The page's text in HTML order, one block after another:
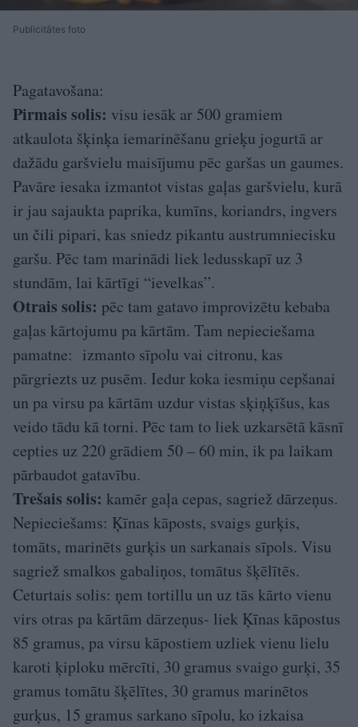
Publicitātes foto
Pagatavošana:
Pirmais solis: visu iesāk ar 500 gramiem
atkaulota šķinķa iemarinēšanu grieķu jogurtā ar
dažādu garšvielu maisījumu pēc garšas un gaumes.
Pavāre iesaka izmantot vistas gaļas garšvielu, kurā
ir jau sajaukta paprika, kumīns, koriandrs, ingvers
un čili pipari, kas sniedz pikantu austrumniecisku
garšu. Pēc tam marinādi liek ledusskapī uz 3
stundām, lai kārtīgi “ievelkas”.
Otrais solis: pēc tam gatavo improvizētu kebaba
gaļas kārtojumu pa kārtām. Tam nepieciešama
pamatne: izmanto sīpolu vai citronu, kas
pārgriezts uz pusēm. Iedur koka iesmiņu cepšanai
un pa virsu pa kārtām uzdur vistas sķiņķīšus, kas
veido tādu kā torni. Pēc tam to liek uzkarsētā kāsnī
cepties uz 220 grādiem 50 – 60 min, ik pa laikam
pārbaudot gatavību.
Trešais solis: kamēr gaļa cepas, sagriež dārzeņus.
Nepieciešams: Ķīnas kāposts, svaigs gurķis,
tomāts, marinēts gurķis un sarkanais sīpols. Visu
sagriež smalkos gabaliņos, tomātus šķēlītēs.
Ceturtais solis: ņem tortillu un uz tās kārto vienu
virs otras pa kārtām dārzeņus- liek Ķīnas kāpostus
85 gramus, pa virsu kāpostiem uzliek vienu lielu
karoti ķiploku mērcīti, 30 gramus svaigo gurķi, 35
gramus tomātu šķēlītes, 30 gramus marinētos
gurķus, 15 gramus sarkano sīpolu, ko izkaisa